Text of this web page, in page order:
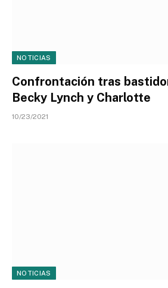
NOTICIAS
Confrontación tras
Becky Lynch y Charlotte
10/23/2021
NOTICIAS